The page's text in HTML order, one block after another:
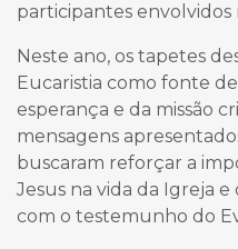
participantes envolvidos
Neste ano, os tapetes
Eucaristia como fonte
esperança e da missão
mensagens
buscaram reforçar a
Jesus na vida da Igreja
com o testemunho do